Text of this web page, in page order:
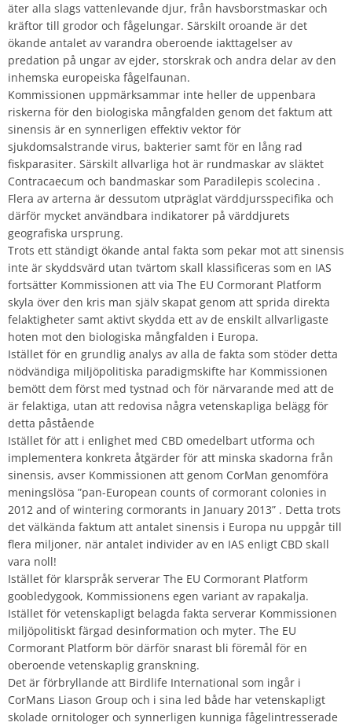
äter alla slags vattenlevande djur, från havsborstmaskar och
kräftor till grodor och fågelungar. Särskilt oroande är det
ökande antalet av varandra oberoende iakttagelser av
predation på ungar av ejder, storskrak och andra delar av den
inhemska europeiska fågelfaunan.
Kommissionen uppmärksammar inte heller de uppenbara
riskerna för den biologiska mångfalden genom det faktum att
sinensis är en synnerligen effektiv vektor för
sjukdomsalstrande virus, bakterier samt för en lång rad
fiskparasiter. Särskilt allvarliga hot är rundmaskar av släktet
Contracaecum och bandmaskar som Paradilepis scolecina .
Flera av arterna är dessutom utpräglat värddjursspecifika och
därför mycket användbara indikatorer på värddjurets
geografiska ursprung.
Trots ett ständigt ökande antal fakta som pekar mot att sinensis
inte är skyddsvärd utan tvärtom skall klassificeras som en IAS
fortsätter Kommissionen att via The EU Cormorant Platform
skyla över den kris man själv skapat genom att sprida direkta
felaktigheter samt aktivt skydda ett av de enskilt allvarligaste
hoten mot den biologiska mångfalden i Europa.
Istället för en grundlig analys av alla de fakta som stöder detta
nödvändiga miljöpolitiska paradigmskifte har Kommissionen
bemött dem först med tystnad och för närvarande med att de
är felaktiga, utan att redovisa några vetenskapliga belägg för
detta påstående
Istället för att i enlighet med CBD omedelbart utforma och
implementera konkreta åtgärder för att minska skadorna från
sinensis, avser Kommissionen att genom CorMan genomföra
meningslösa ”pan-European counts of cormorant colonies in
2012 and of wintering cormorants in January 2013” . Detta trots
det välkända faktum att antalet sinensis i Europa nu uppgår till
flera miljoner, när antalet individer av en IAS enligt CBD skall
vara noll!
Istället för klarspråk serverar The EU Cormorant Platform
goobledygook, Kommissionens egen variant av rapakalja.
Istället för vetenskapligt belagda fakta serverar Kommissionen
miljöpolitiskt färgad desinformation och myter. The EU
Cormorant Platform bör därför snarast bli föremål för en
oberoende vetenskaplig granskning.
Det är förbryllande att Birdlife International som ingår i
CorMans Liason Group och i sina led både har vetenskapligt
skolade ornitologer och synnerligen kunniga fågelintresserade